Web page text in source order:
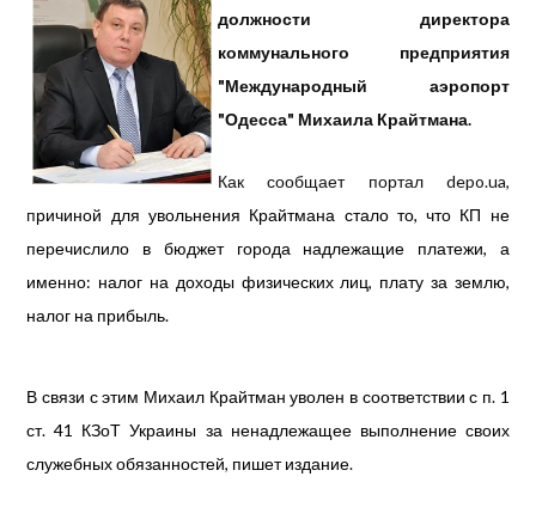
должности директора
коммунального предприятия
"Международный аэропорт
"Одесса" Михаила Крайтмана.
Как сообщает портал depo.ua,
причиной для увольнения Крайтмана стало то, что КП не
перечислило в бюджет города надлежащие платежи, а
именно: налог на доходы физических лиц, плату за землю,
налог на прибыль.
В связи с этим Михаил Крайтман уволен в соответствии с п. 1
ст. 41 КЗоТ Украины за ненадлежащее выполнение своих
служебных обязанностей, пишетиздание.